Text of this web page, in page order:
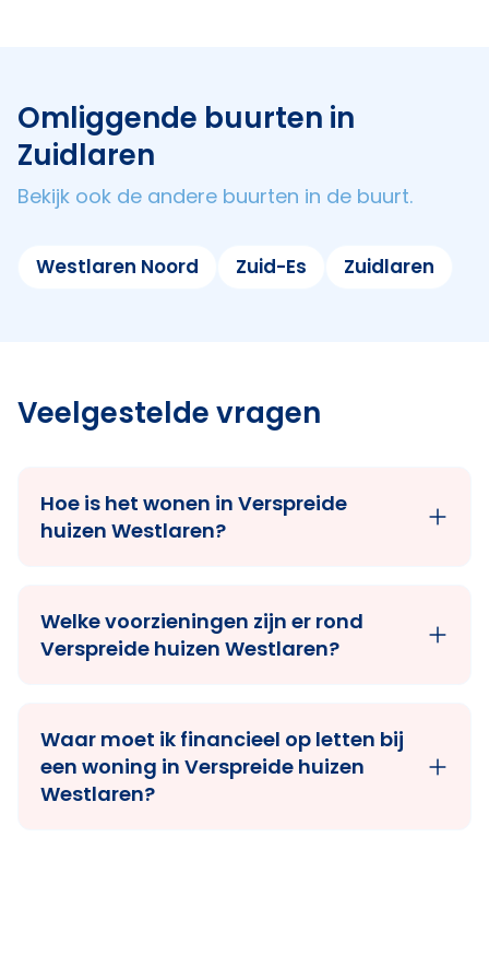
Omliggende buurten in
Zuidlaren
Bekijk ook de andere buurten in de buurt.
Westlaren Noord Zuid-Es Zuidlaren
Veelgestelde vragen
Hoe is het wonen in Verspreide
huizen Westlaren?
Welke voorzieningen zijn er rond
Verspreide huizen Westlaren?
Waar moet ik financieel op letten bij
een woning in Verspreide huizen
Westlaren?